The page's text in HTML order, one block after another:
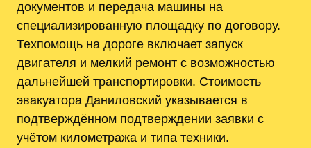
документов и передача машины на
специализированную площадку по договору.
Техпомощь на дороге включает запуск
двигателя и мелкий ремонт с возможностью
дальнейшей транспортировки. Стоимость
эвакуатора Даниловский указывается в
подтверждённом подтверждении заявки с
учётом километража и типа техники.